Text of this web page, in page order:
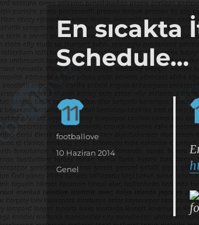
footbaLLove
En sıcakta
Schedule…
Yazar
footballove
Yayın
tarihi
10 Haziran 2014
Kategoriler
Genel